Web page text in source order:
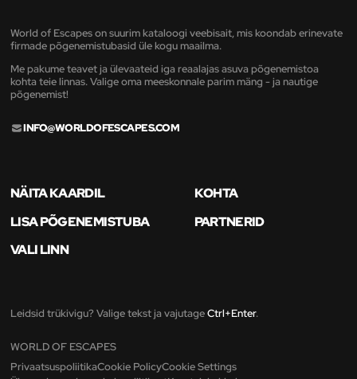
World of Escapes on suurim kataloogi veebisait, mis koondab erinevate
firmade põgenemistubasid üle kogu maailma.
Me pakume teavet ja ülevaateid iga reaalajas asuva põgenemistoa
kohta teie linnas. Valige oma meeskonnale parim mäng - ja nautige
põgenemist!
INFO@WORLDOFESCAPES.COM
NÄITA KAARDIL
KOHTA
LISA PÕGENEMISTUBA
PARTNERID
VALI LINN
Leidsid trükivigu? Valige tekst ja vajutageCtrl+Enter.
WORLD OF ESCAPES
PrivaatsuspoliitikaCookie PolicyCookie Settings